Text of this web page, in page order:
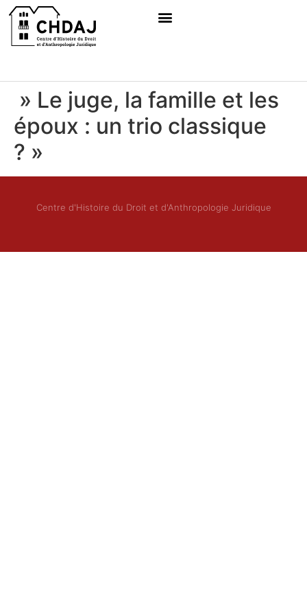
» Le juge, la famille et les
époux : un trio classique
? »
Centre d'Histoire du Droit et d'Anthropologie Juridique